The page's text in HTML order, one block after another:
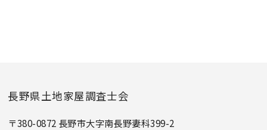
長野県土地家屋調査士会
〒380-0872 長野市大字南長野妻科399-2